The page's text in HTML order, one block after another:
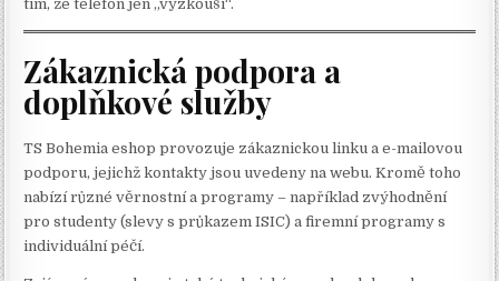
tím, že telefon jen „vyzkouší“.
Zákaznická podpora a
doplňkové služby
TS Bohemia eshop provozuje zákaznickou linku a e-mailovou
podporu, jejichž kontakty jsou uvedeny na webu. Kromě toho
nabízí různé věrnostní a programy – například zvýhodnění
pro studenty (slevy s průkazem ISIC) a firemní programy s
individuální péčí.